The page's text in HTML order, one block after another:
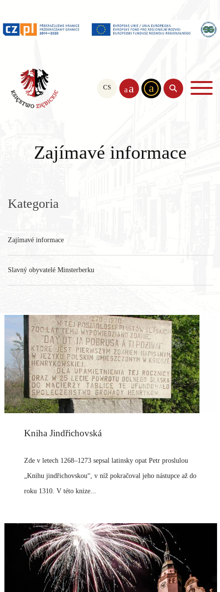
CS PL EN
a a a
Zajímavé informace
Kategoria
Zajímavé informace
Slavný obyvatelé Minsterberku
Kniha Jindřichovská
Zde v letech 1268–1273 sepsal latinsky opat Petr proslulou
„Knihu jindřichovskou“, v níž pokračoval jeho nástupce až do
roku 1310. V této knize...